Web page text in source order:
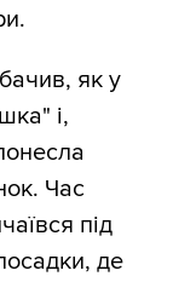
як у
і,
Час
під
де